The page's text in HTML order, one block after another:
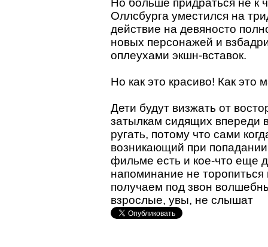
Но больше придраться не к
Оллсбурга уместился на
действие на девяносто
новых персонажей и
оплеухами экшн-вставок.
Но как это красиво! Как это
Дети будут визжать от
затылкам сидящих впереди
ругать, потому что сами
возникающий при
фильме есть и кое-что еще
напоминание не
получаем под звон
взрослые, увы, не слышат